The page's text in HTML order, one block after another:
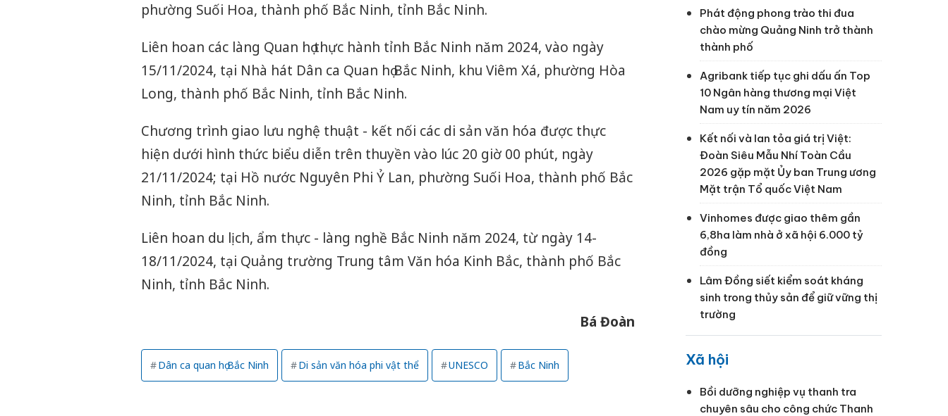
phường Suối Hoa, thành phố Bắc Ninh, tỉnh Bắc Ninh.
Liên hoan các làng Quan họ thực hành tỉnh Bắc Ninh năm 2024, vào ngày
15/11/2024, tại Nhà hát Dân ca Quan họ Bắc Ninh, khu Viêm Xá, phường Hòa
Long, thành phố Bắc Ninh, tỉnh Bắc Ninh.
Chương trình giao lưu nghệ thuật - kết nối các di sản văn hóa được thực
hiện dưới hình thức biểu diễn trên thuyền vào lúc 20 giờ 00 phút, ngày
21/11/2024; tại Hồ nước Nguyên Phi Ỷ Lan, phường Suối Hoa, thành phố Bắc
Ninh, tỉnh Bắc Ninh.
Liên hoan du lịch, ẩm thực - làng nghề Bắc Ninh năm 2024, từ ngày 14-
18/11/2024, tại Quảng trường Trung tâm Văn hóa Kinh Bắc, thành phố Bắc
Ninh, tỉnh Bắc Ninh.
Bá Đoàn
Dân ca quan họ Bắc Ninh Di sản văn hóa phi vật thể UNESCO Bắc Ninh
Phát động phong trào thi đua
chào mừng Quảng Ninh trở thành
thành phố
Agribank tiếp tục ghi dấu ấn Top
10 Ngân hàng thương mại Việt
Nam uy tín năm 2026
Kết nối và lan tỏa giá trị Việt:
Đoàn Siêu Mẫu Nhí Toàn Cầu
2026 gặp mặt Ủy ban Trung ương
Mặt trận Tổ quốc Việt Nam
Vinhomes được giao thêm gần
6,8ha làm nhà ở xã hội 6.000 tỷ
đồng
Lâm Đồng siết kiểm soát kháng
sinh trong thủy sản để giữ vững thị
trường
Xã hội
Bồi dưỡng nghiệp vụ thanh tra
chuyên sâu cho công chức Thanh